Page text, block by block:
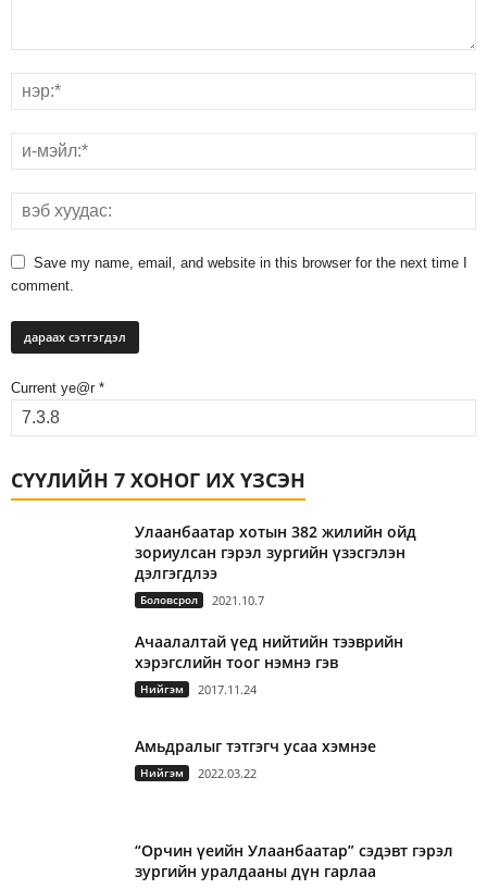
Save my name, email, and website in this browser for the next time I
comment.
Current ye@r *
СҮҮЛИЙН 7 ХОНОГ ИХ ҮЗСЭН
Улаанбаатар хотын 382 жилийн ойд
зориулсан гэрэл зургийн үзэсгэлэн
дэлгэгдлээ
Боловсрол 2021.10.7
Ачаалалтай үед нийтийн тээврийн
хэрэгслийн тоог нэмнэ гэв
Нийгэм 2017.11.24
Амьдралыг тэтгэгч усаа хэмнэе
Нийгэм 2022.03.22
“Орчин үеийн Улаанбаатар” сэдэвт гэрэл
зургийн уралдааны дүн гарлаа